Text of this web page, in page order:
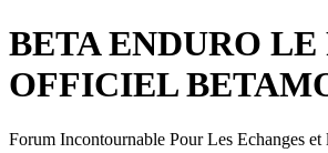
BETA ENDURO
OFFICIEL
Forum Incontournable Pour Les Echanges et